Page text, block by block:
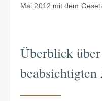
Mai 2012 mit dem
Überblick